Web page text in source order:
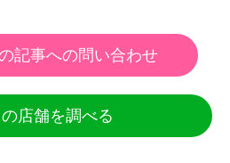
記事への問い合わせ
店舗を調べる